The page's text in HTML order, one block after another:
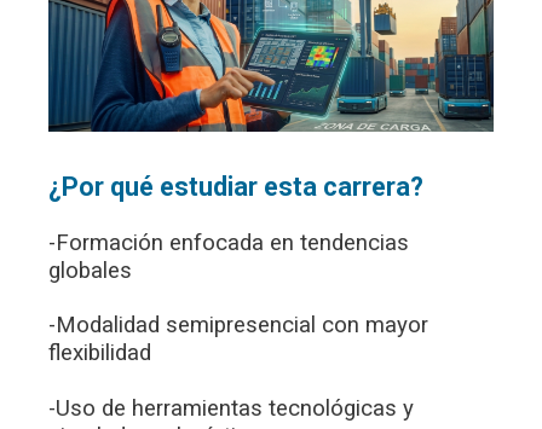
¿Por qué estudiar esta carrera?
-Formación enfocada en tendencias
globales
-Modalidad semipresencial con mayor
flexibilidad
-Uso de herramientas tecnológicas y